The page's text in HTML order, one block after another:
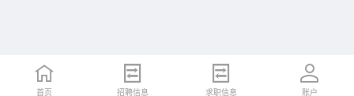
首页 招聘信息 求职信息 账户